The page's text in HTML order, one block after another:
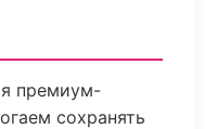
премиум-
сохранять